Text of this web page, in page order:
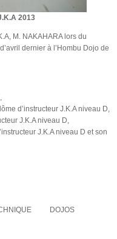
2013
M. NAKAHARA lors du
dernier à l’Hombu Dojo de
d’instructeur J.K.A niveau D,
J.K.A niveau D,
J.K.A niveau D et son
DOJOS